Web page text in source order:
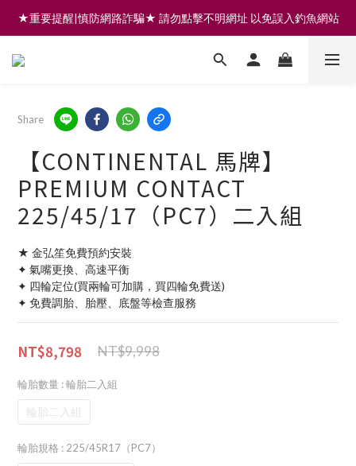
註冊會員享200元購物金 | 全館滿999免運 | 可門市取貨/安裝
★重要提醒|慎防網路詐騙★ 請勿點擊不明網址 以免誤入釣魚網站
註冊會員享200元購物金 | 全館滿999免運 | 可門市取貨/安裝
Share
【CONTINENTAL 馬牌】
PREMIUM CONTACT
225/45/17（PC7）二入組
★ 金弘笙免費預約安裝
✦ 氣嘴更換、高速平衡
✦ 四輪定位(買兩輪可加購，買四輪免費送)
✦ 免費調胎、胎壓、底盤等檢查服務
NT$9,998
NT$8,798
輪胎數量 : 輪胎二入組
輪胎二入組
輪胎規格 : 225/45R17（PC7）